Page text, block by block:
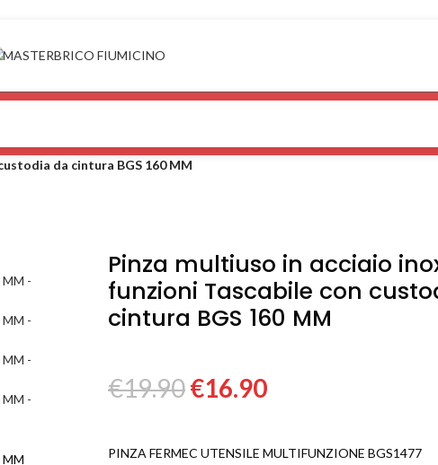
da cintura BGS 160 MM
Pinza multiuso in acciaio
funzioni Tascabile con
cintura BGS 160 MM
€19.90€16.90
PINZA FERMEC UTENSILE MULTIFUNZIONE BGS1477